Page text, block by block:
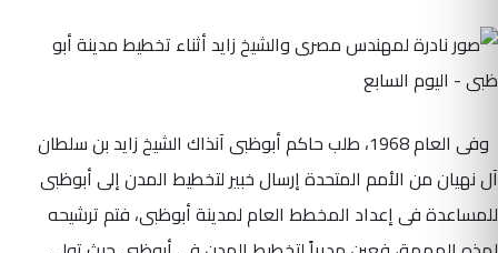
وفى العام 1968، طلب حاكم أبوظبى آنذاك الشيخ زايد بن سلطان
آل نهيان من الأمم المتحدة إرسال خبير لتخطيط المدن إلى أبوظبى
للمساعدة فى إعداد المخطط العام لمدينة أبوظبى، فتم ترشيحه